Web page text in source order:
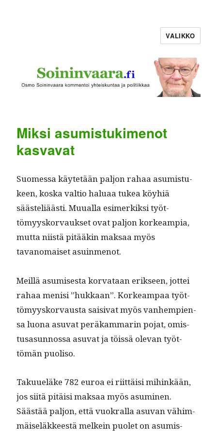
VALIKKO
Miksi asumistukimenot
kasvavat
Suomes­sa käytetään paljon rahaa asum­is­tu­
keen, kos­ka val­tio halu­aa tukea köy­hiä
säästeliäästi. Muual­la esimerkik­si työt­
tömyysko­r­vauk­set ovat paljon korkeampia,
mut­ta niistä pitääkin mak­saa myös
tavanomaiset asuinmenot.
Meil­lä asumis­es­ta kor­vataan erik­seen, jot­tei
rahaa menisi ”hukkaan”. Korkeam­paa työt­
tömyysko­r­vaus­ta saisi­vat myös van­hempi­en­
sa luona asu­vat peräkam­marin pojat, omis­
tusasun­nos­sa asu­vat ja töis­sä ole­van työt­
tömän puoliso.
Taku­ueläke 782 euroa ei riit­täisi mihinkään,
jos siitä pitäisi mak­saa myös asum­i­nen.
Säästää paljon, että vuokral­la asu­van vähim­
mäiseläk­keestä melkein puo­let on asum­is­